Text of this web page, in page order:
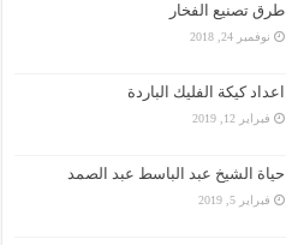
طرق تصنيع الفخار
نوفمبر 24, 2018
اعداد كيكة الفليك الباردة
فبراير 12, 2019
حياة الشيخ عبد الباسط عبد الصمد
فبراير 5, 2019